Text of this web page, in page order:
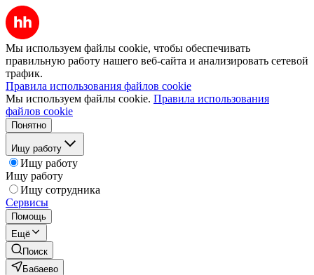
Мы используем файлы cookie, чтобы обеспечивать
правильную работу нашего веб-сайта и анализировать сетевой
трафик.
Правила использования файлов cookie
Мы используем файлы cookie. Правила использования
файлов cookie
Понятно
Ищу работу
Ищу работу
Ищу работу
Ищу сотрудника
Сервисы
Помощь
Ещё
Поиск
Бабаево